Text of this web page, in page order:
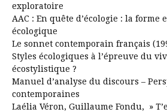
exploratoire
AAC : En quête d’écologie : la
écologique
Le sonnet contemporain français
Styles écologiques à l’épreuve du
écostylistique ?
Manuel d’analyse du discours –
contemporaines
Laélia Véron, Guillaume Fondu, »